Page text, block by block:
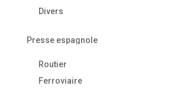
Divers
Presse espagnole
Routier
Ferroviaire